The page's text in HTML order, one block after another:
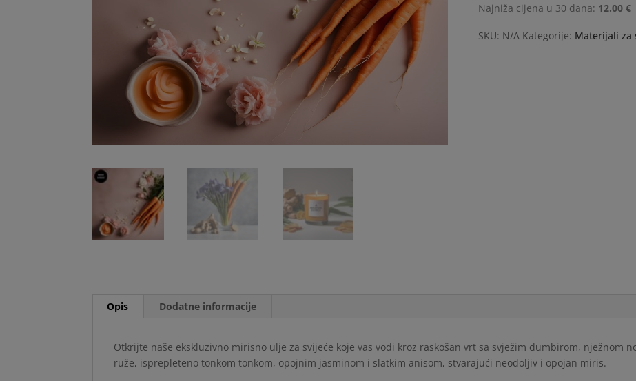
količina
Najniža cijena u 30 dana: 12.00 €
SKU: N/A Kategorije: Materijali za
Opis Dodatne informacije
Otkrijte naše ekskluzivno mirisno ulje za svijeće koje vas vodi kroz raskošan vrt sa svježim đumbirom, nježnom
ruže, isprepleteno tonkom tonkom, opojnim jasminom i slatkim anisom, stvarajući neodoljiv i opojan miris.